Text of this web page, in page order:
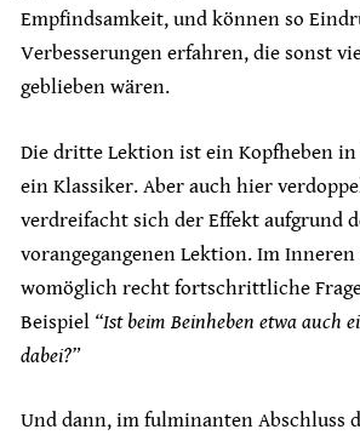
Empfindsamkeit, und können so
Verbesserungen erfahren, die sonst
geblieben wären.
Die dritte Lektion ist ein Kopfheben in
ein Klassiker. Aber auch hier
verdreifacht sich der Effekt aufgrund
vorangegangenen Lektion. Im
womöglich recht fortschrittliche
Beispiel “Ist beim Beinheben etwa auch
dabei?”
Und dann, im fulminanten Abschluss